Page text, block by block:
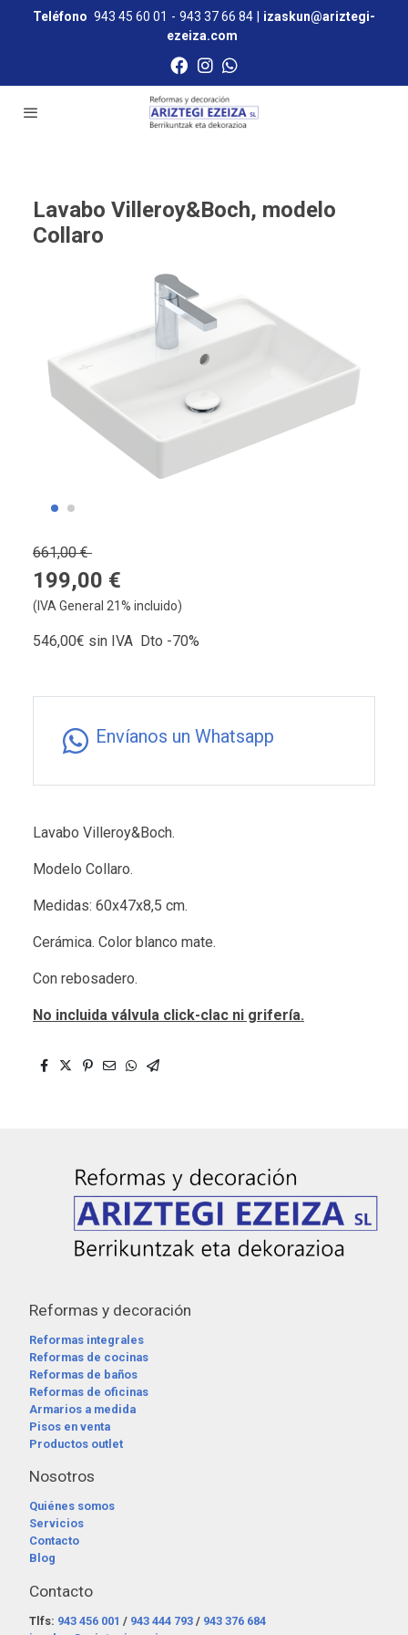
Teléfono 943 45 60 01 - 943 37 66 84
izaskun@ariztegi-
ezeiza.com
Lavabo Villeroy&Boch, modelo
Collaro
661,00 €
199,00 €
(IVA General 21% incluido)
546,00€ sin IVA Dto -70%
Envíanos un Whatsapp
Lavabo Villeroy&Boch.
Modelo Collaro.
Medidas: 60x47x8,5 cm.
Cerámica. Color blanco mate.
Con rebosadero.
No incluida válvula click-clac ni grifería.
Reformas y decoración
Reformas integrales
Reformas de cocinas
Reformas de baños
Reformas de oficinas
Armarios a medida
Pisos en venta
Productos outlet
Nosotros
Quiénes somos
Servicios
Contacto
Blog
Contacto
Tlfs: 943 456 001 / 943 444 793 / 943 376 684